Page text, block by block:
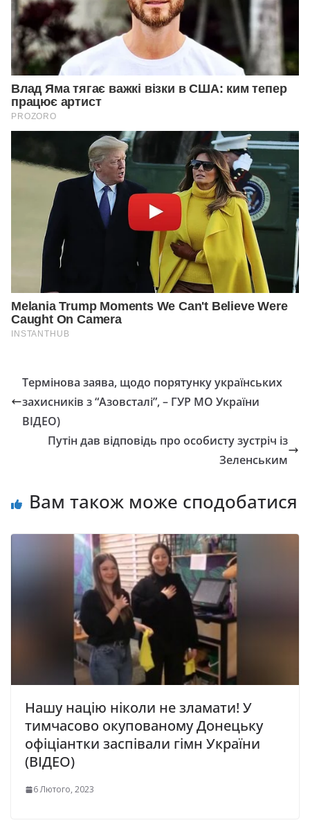
Термінова заява, щодо порятунку українських
захисників з “Азовсталі”, – ГУР МО України
ВІДЕО)
Путін дав відповідь про особисту зустріч із
Зеленським
Вам також може сподобатися
Нашу націю ніколи не зламати! У
тимчасово окупованому Донецьку
офіціантки заспівали гімн України
(ВІДЕО)
6 Лютого, 2023